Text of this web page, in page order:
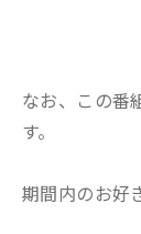
なお、この番
す。
期間内のお好